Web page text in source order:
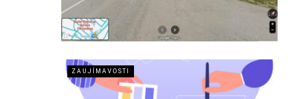
ZAUJÍMAVOSTI